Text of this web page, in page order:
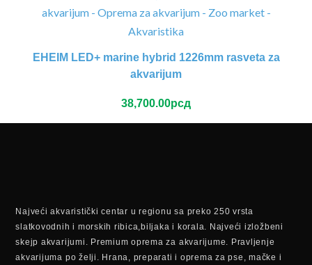
EHEIM LED+ marine hybrid 1226mm rasveta za
akvarijum
38,700.00рсд
Najveći akvaristički centar u regionu sa preko 250 vrsta
slatkovodnih i morskih ribica,biljaka i korala. Najveći izložbeni
skejp akvarijumi. Premium oprema za akvarijume. Pravljenje
akvarijuma po želji. Hrana, preparati i oprema za pse, mačke i